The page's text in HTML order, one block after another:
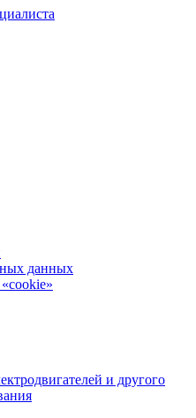
данных
и другого